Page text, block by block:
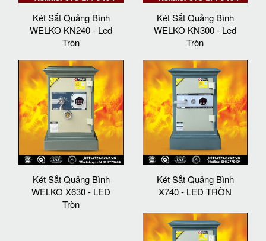
Két Sắt Quảng Bình
WELKO KN240 - Led
Tròn
Két Sắt Quảng Bình
WELKO KN300 - Led
Tròn
Két Sắt Quảng Bình
WELKO X630 - LED
Tròn
Két Sắt Quảng Bình
X740 - LED TRÒN